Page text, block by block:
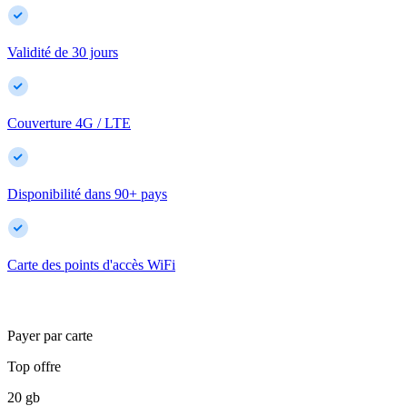
Validité de 30 jours
Couverture 4G / LTE
Disponibilité dans 90+ pays
Carte des points d'accès WiFi
Payer par carte
Top offre
20 gb